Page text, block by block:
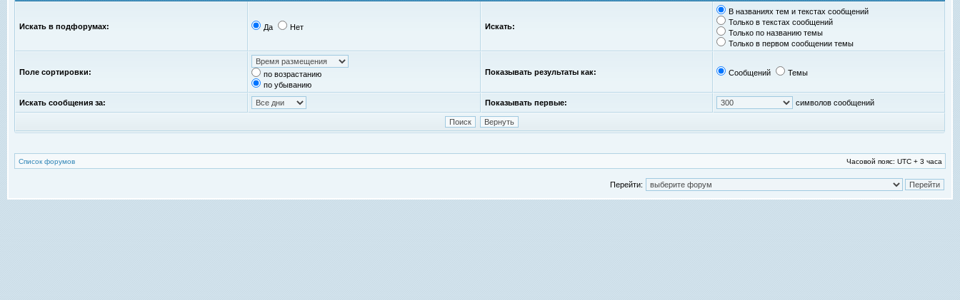
Искать в подфорумах: Да Нет Искать:
В названиях тем и текстах сообщений
Только в текстах сообщений
Только по названию темы
Только в первом сообщении темы
Поле сортировки:
по возрастанию
по убыванию
Показывать результаты как: Сообщений Темы
Искать сообщения за: Показывать первые: символов сообщений
Список форумов Часовой пояс: UTC + 3 часа
Перейти: